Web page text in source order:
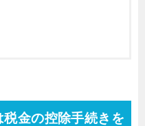
金の控除手続きを